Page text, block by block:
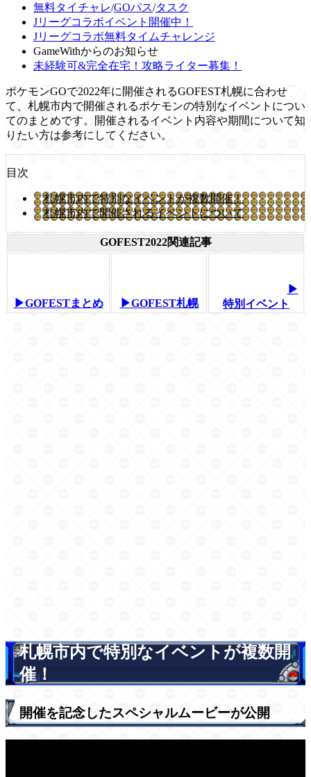
無料タイチャレ/GOパス/タスク
Jリーグコラボイベント開催中！
Jリーグコラボ無料タイムチャレンジ
GameWithからのお知らせ
未経験可&完全在宅！攻略ライター募集！
ポケモンGOで2022年に開催されるGOFEST札幌に合わせ
て、札幌市内で開催されるポケモンの特別なイベントについ
てのまとめです。開催されるイベント内容や期間について知
りたい方は参考にしてください。
目次
札幌市内で特別なイベントが複数開催！
札幌市内で開催されるイベントについて
GOFEST2022関連記事
▶GOFESTまとめ ▶GOFEST札幌
▶
特別イベント
札幌市内で特別なイベントが複数開
催！
開催を記念したスペシャルムービーが公開